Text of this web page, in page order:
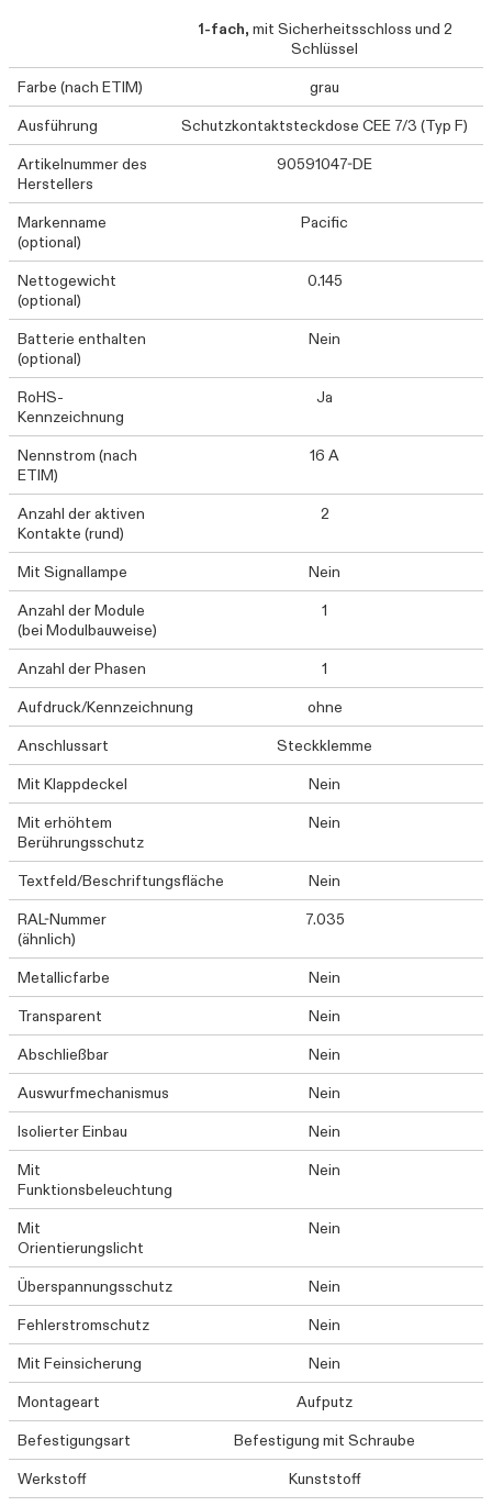
1-fach, mit Sicherheitsschloss und 2
Schlüssel
Farbe (nach ETIM)
grau
Ausführung
Schutzkontaktsteckdose CEE 7/3 (Typ F)
Artikelnummer des
Herstellers
90591047-DE
Markenname
(optional)
Pacific
Nettogewicht
(optional)
0.145
Batterie enthalten
(optional)
Nein
RoHS-
Kennzeichnung
Ja
Nennstrom (nach
ETIM)
16 A
Anzahl der aktiven
Kontakte (rund)
2
Mit Signallampe
Nein
Anzahl der Module
(bei Modulbauweise)
1
Anzahl der Phasen
1
Aufdruck/Kennzeichnung
ohne
Anschlussart
Steckklemme
Mit Klappdeckel
Nein
Mit erhöhtem
Berührungsschutz
Nein
Textfeld/Beschriftungsfläche
Nein
RAL-Nummer
(ähnlich)
7.035
Metallicfarbe
Nein
Transparent
Nein
Abschließbar
Nein
Auswurfmechanismus
Nein
Isolierter Einbau
Nein
Mit
Funktionsbeleuchtung
Nein
Mit
Orientierungslicht
Nein
Überspannungsschutz
Nein
Fehlerstromschutz
Nein
Mit Feinsicherung
Nein
Montageart
Aufputz
Befestigungsart
Befestigung mit Schraube
Werkstoff
Kunststoff